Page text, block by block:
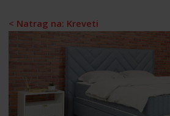
< Natrag na: Kreveti